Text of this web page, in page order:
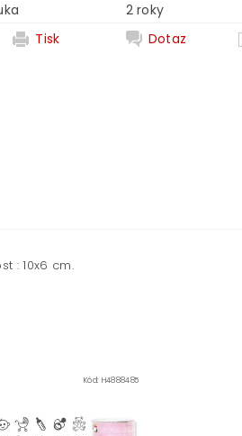
2 roky
Tisk
Dotaz
: 10x6 cm.
Kód: H4888485